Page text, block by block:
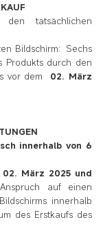
tatsächlichen
Bildschirm: Sechs
Produkts durch den
vor dem
02. März
innerhalb von 6
02. März 2025 und
Anspruch auf einen
innerhalb
des Erstkaufs des